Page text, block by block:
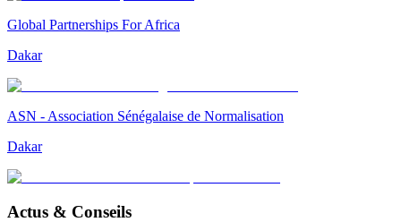
Global Partnerships For Africa
Dakar
ASN - Association Sénégalaise de Normalisation
Dakar
Actus & Conseils